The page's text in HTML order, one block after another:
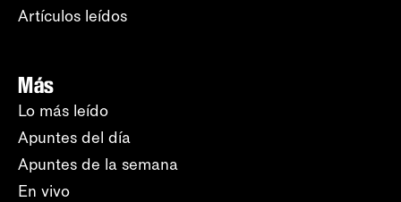
Artículos leídos
Más
Lo más leído
Apuntes del día
Apuntes de la semana
En vivo